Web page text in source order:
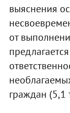
выяснения
от
граждан (5,1